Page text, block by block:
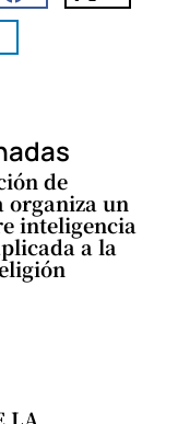
de
organiza un
inteligencia
a la
LA